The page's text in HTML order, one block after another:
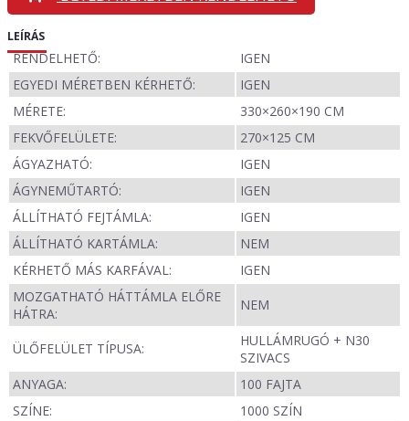
LEÍRÁS
RENDELHETŐ:
IGEN
EGYEDI MÉRETBEN KÉRHETŐ:
IGEN
MÉRETE:
330×260×190 CM
FEKVŐFELÜLETE:
270×125 CM
ÁGYAZHATÓ:
IGEN
ÁGYNEMŰTARTÓ:
IGEN
ÁLLÍTHATÓ FEJTÁMLA:
IGEN
ÁLLÍTHATÓ KARTÁMLA:
NEM
KÉRHETŐ MÁS KARFÁVAL:
IGEN
MOZGATHATÓ HÁTTÁMLA ELŐRE
HÁTRA:
NEM
ÜLŐFELÜLET TÍPUSA:
HULLÁMRUGÓ + N30
SZIVACS
ANYAGA:
100 FAJTA
SZÍNE:
1000 SZÍN